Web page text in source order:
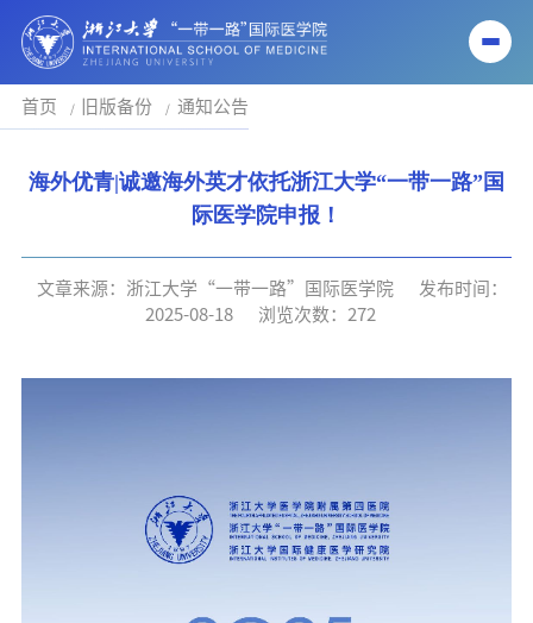
首页 旧版备份 通知公告
海外优青|诚邀海外英才依托浙江大学“一带一路”国
际医学院申报！
文章来源：浙江大学“一带一路”国际医学院
发布时间：
2025-08-18
浏览次数： 272